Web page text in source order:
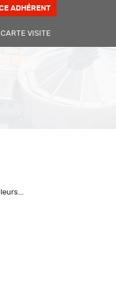
ADHÉRENT
CARTE VISITE